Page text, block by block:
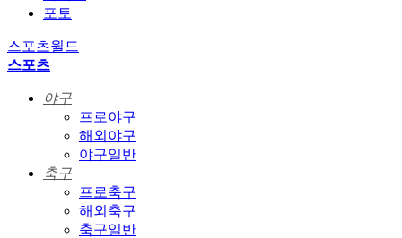
포토
스포츠월드
스포츠
야구
프로야구
해외야구
야구일반
축구
프로축구
해외축구
축구일반